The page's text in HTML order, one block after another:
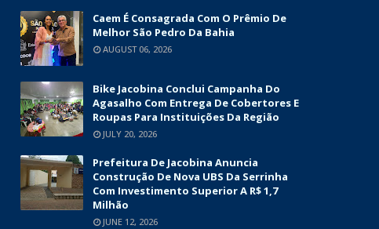
Caem É Consagrada Com O Prêmio De
Melhor São Pedro Da Bahia
AUGUST 06, 2026
Bike Jacobina Conclui Campanha Do
Agasalho Com Entrega De Cobertores E
Roupas Para Instituições Da Região
JULY 20, 2026
Prefeitura De Jacobina Anuncia
Construção De Nova UBS Da Serrinha
Com Investimento Superior A R$ 1,7
Milhão
JUNE 12, 2026